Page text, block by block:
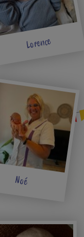
Lorence
Noé